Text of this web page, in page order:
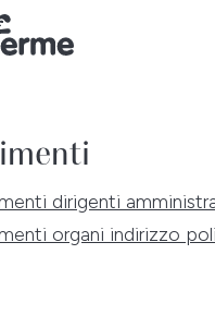
dirigenti
organi indirizzo